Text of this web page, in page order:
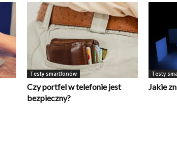
Testy smartfonów
Czy portfel w telefonie jest
bezpieczny?
Testy
Jakie